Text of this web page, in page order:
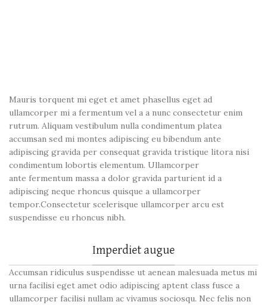
Mauris torquent mi eget et amet phasellus eget ad
ullamcorper mi a fermentum vel a a nunc consectetur enim
rutrum. Aliquam vestibulum nulla condimentum platea
accumsan sed mi montes adipiscing eu bibendum ante
adipiscing gravida per consequat gravida tristique litora nisi
condimentum lobortis elementum. Ullamcorper
ante fermentum massa a dolor gravida parturient id a
adipiscing neque rhoncus quisque a ullamcorper
tempor.Consectetur scelerisque ullamcorper arcu est
suspendisse eu rhoncus nibh.
Imperdiet augue
Accumsan ridiculus suspendisse ut aenean malesuada metus mi
urna facilisi eget amet odio adipiscing aptent class fusce a
ullamcorper facilisi nullam ac vivamus sociosqu. Nec felis non